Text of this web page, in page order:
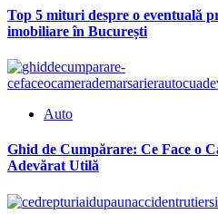
Top 5 mituri despre o eventuală
imobiliare în București
Auto
Ghid de Cumpărare: Ce Face o
Adevărat Utilă